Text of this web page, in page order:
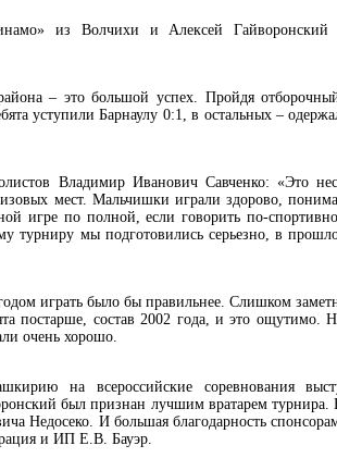
из Волчихи и Алексей Гайворонский
– это большой успех. Пройдя
уступили Барнаулу 0:1, в остальных –
Владимир Иванович Савченко: «Это
мест. Мальчишки играли здорово,
игре по полной, если говорить по-
турниру мы подготовились серьезно, в
играть было бы правильнее. Слишком
постарше, состав 2002 года, и это ощутимо.
очень хорошо.
на всероссийские соревнования
был признан лучшим вратарем турнира.
Недосеко. И большая благодарность
и ИП Е.В. Бауэр.